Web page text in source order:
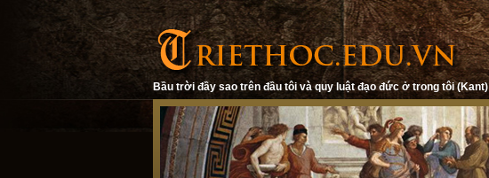
Bầu trời đầy sao trên đầu tôi và quy luật đạo đức ở trong tôi (Kant)